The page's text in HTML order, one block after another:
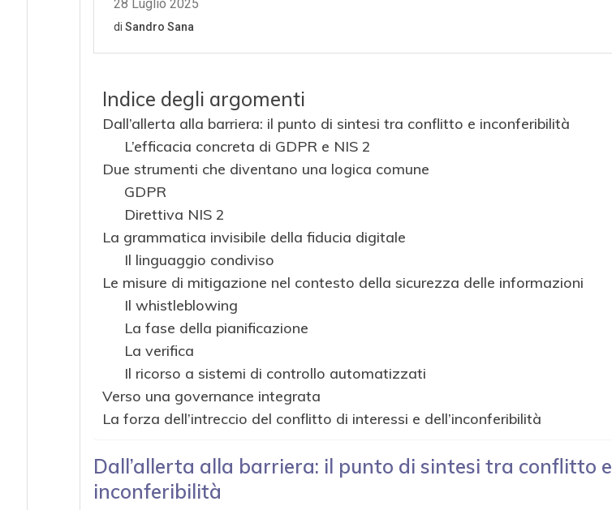
Indice degli argomenti
Dall’allerta alla barriera: il punto di sintesi tra conflitto e inconferibilità
L’efficacia concreta di GDPR e NIS 2
Due strumenti che diventano una logica comune
GDPR
Direttiva NIS 2
La grammatica invisibile della fiducia digitale
Il linguaggio condiviso
Le misure di mitigazione nel contesto della sicurezza delle informazioni
Il whistleblowing
La fase della pianificazione
La verifica
Il ricorso a sistemi di controllo automatizzati
Verso una governance integrata
La forza dell’intreccio del conflitto di interessi e dell’inconferibilità
Dall’allerta alla barriera: il punto di sintesi tra conflitto e
inconferibilità